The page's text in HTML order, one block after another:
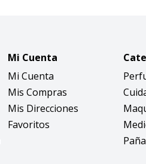
Mi Cuenta
Mi Cuenta
Mis Compras
Mis Direcciones
Favoritos